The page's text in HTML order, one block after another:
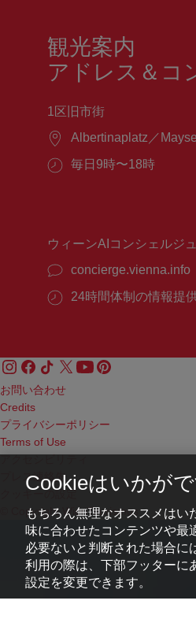
観光案内
アドレス＆コ
1区旧市街
場
Albertinaplatz／
営
毎日9時〜18時
ウィーンAIコンシェルジュ
concierge.vienna.info
24時間体制の情報提
お問い合わせ
Credits
プライバシーポリシー
Terms of Use
プレス連絡先
クッキーの設定
© Copyright WienTourismus
Cookieはいかが
もちろん無理なオススメは
味に合わせたコンテンツや最
必要ないと判断された場合に
利用の際は、下部フッター
設定を変更できます。